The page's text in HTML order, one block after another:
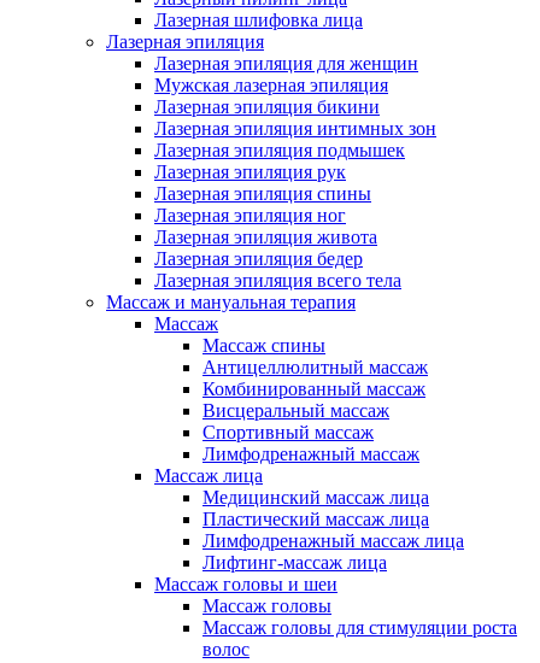
Лазерная шлифовка лица
Лазерная эпиляция
Лазерная эпиляция для женщин
Мужская лазерная эпиляция
Лазерная эпиляция бикини
Лазерная эпиляция интимных зон
Лазерная эпиляция подмышек
Лазерная эпиляция рук
Лазерная эпиляция спины
Лазерная эпиляция ног
Лазерная эпиляция живота
Лазерная эпиляция бедер
Лазерная эпиляция всего тела
Массаж и мануальная терапия
Массаж
Массаж спины
Антицеллюлитный массаж
Комбинированный массаж
Висцеральный массаж
Спортивный массаж
Лимфодренажный массаж
Массаж лица
Медицинский массаж лица
Пластический массаж лица
Лимфодренажный массаж лица
Лифтинг-массаж лица
Массаж головы и шеи
Массаж головы
Массаж головы для стимуляции роста
волос